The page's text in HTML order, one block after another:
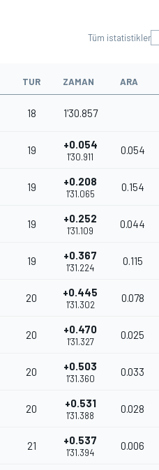
Tüm istatistikler
TUR ZAMAN ARA
18 1'30.857
19 +0.054
1'30.911
0.054
19 +0.208
1'31.065
0.154
19 +0.252
1'31.109
0.044
19 +0.367
1'31.224
0.115
20 +0.445
1'31.302
0.078
20 +0.470
1'31.327
0.025
20 +0.503
1'31.360
0.033
20 +0.531
1'31.388
0.028
21 +0.537
1'31.394
0.006